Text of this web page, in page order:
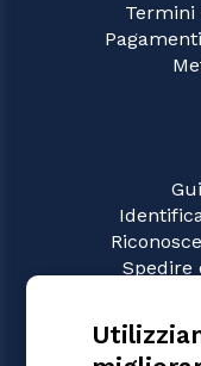
Termini
Spedire